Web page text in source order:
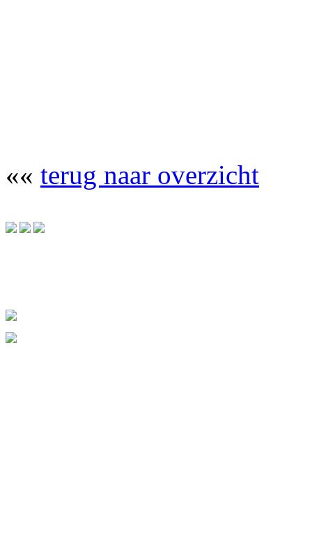
«« terug naar overzicht